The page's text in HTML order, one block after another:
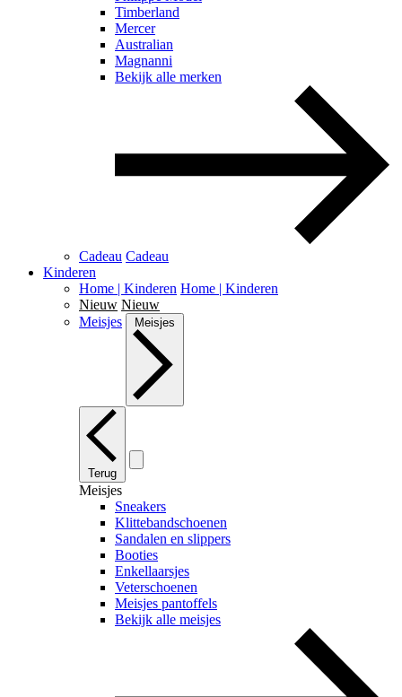
Timberland
Mercer
Australian
Magnanni
Bekijk alle merken
Cadeau Cadeau
Kinderen
Home | Kinderen Home | Kinderen
Nieuw Nieuw
Meisjes
Meisjes
Terug
Meisjes
Sneakers
Klittebandschoenen
Sandalen en slippers
Booties
Enkellaarsjes
Veterschoenen
Meisjes pantoffels
Bekijk alle meisjes